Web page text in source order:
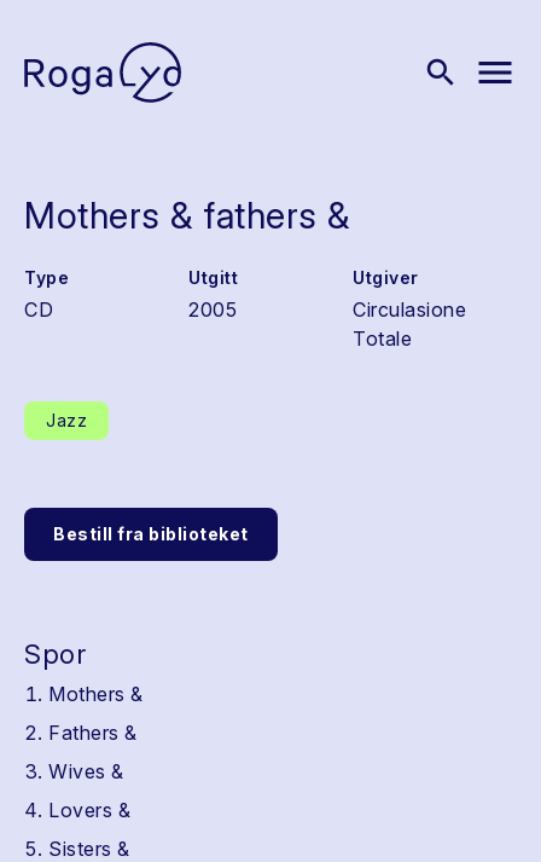
search menu
Mothers & fathers &
Type
CD
Utgitt
2005
Utgiver
Circulasione
Totale
Jazz
Bestill fra biblioteket
Spor
Mothers &
Fathers &
Wives &
Lovers &
Sisters &